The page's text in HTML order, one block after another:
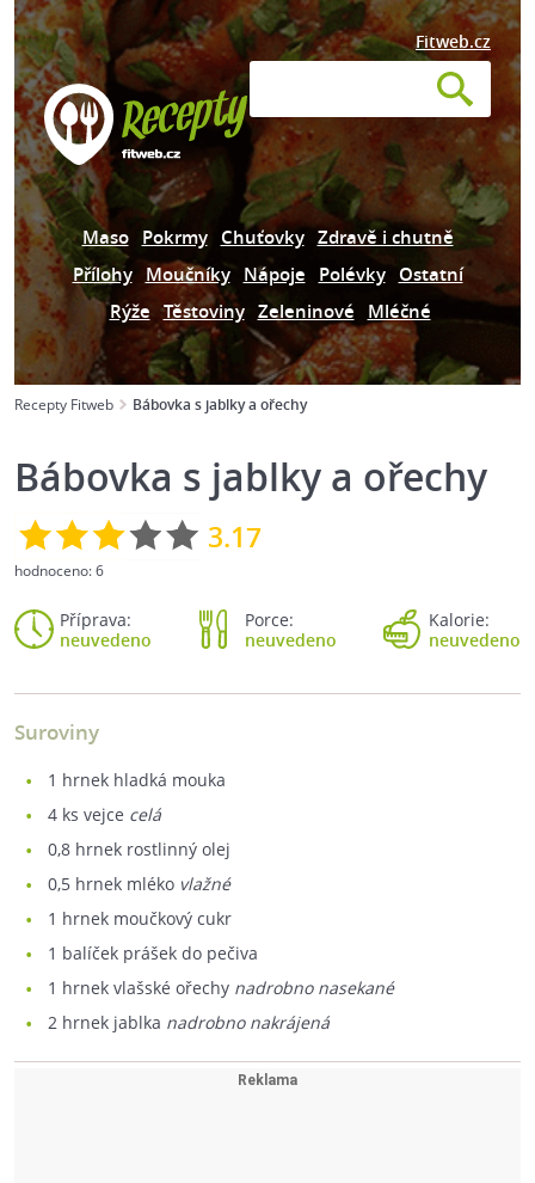
Fitweb.cz
Maso Pokrmy Chuťovky Zdravě i chutně
Přílohy Moučníky Nápoje Polévky Ostatní
Rýže Těstoviny Zeleninové Mléčné
Recepty Fitweb Bábovka s jablky a ořechy
Bábovka s jablky a ořechy
3.17
hodnoceno:6
Příprava:
neuvedeno
Porce:
neuvedeno
Kalorie:
neuvedeno
Suroviny
1 hrnek hladká mouka
4 ks vejce celá
0,8 hrnek rostlinný olej
0,5 hrnek mléko vlažné
1 hrnek moučkový cukr
1 balíček prášek do pečiva
1 hrnek vlašské ořechy nadrobno nasekané
2 hrnek jablka nadrobno nakrájená